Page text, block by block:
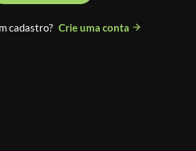
cadastro? Crie uma conta